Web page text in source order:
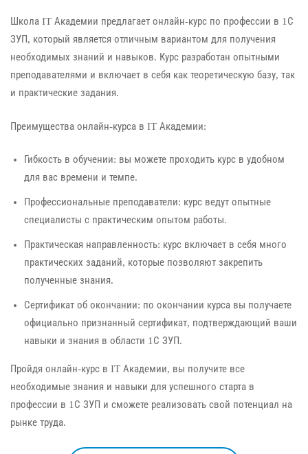
Школа IT Академии предлагает онлайн-курс по профессии в 1С
ЗУП, который является отличным вариантом для получения
необходимых знаний и навыков. Курс разработан опытными
преподавателями и включает в себя как теоретическую базу, так
и практические задания.
Преимущества онлайн-курса в IT Академии:
Гибкость в обучении: вы можете проходить курс в удобном
для вас времени и темпе.
Профессиональные преподаватели: курс ведут опытные
специалисты с практическим опытом работы.
Практическая направленность: курс включает в себя много
практических заданий, которые позволяют закрепить
полученные знания.
Сертификат об окончании: по окончании курса вы получаете
официально признанный сертификат, подтверждающий ваши
навыки и знания в области 1С ЗУП.
Пройдя онлайн-курс в IT Академии, вы получите все
необходимые знания и навыки для успешного старта в
профессии в 1С ЗУП и сможете реализовать свой потенциал на
рынке труда.